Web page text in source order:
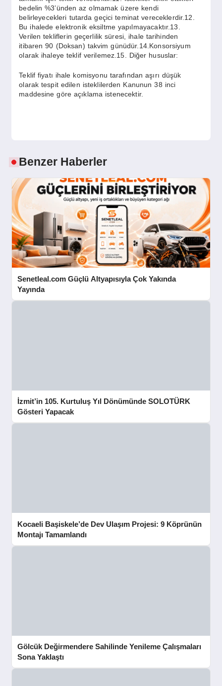
bedelin %3’ünden az olmamak üzere kendi
belirleyecekleri tutarda geçici teminat vereceklerdir.12.
Bu ihalede elektronik eksiltme yapılmayacaktır.13.
Verilen tekliflerin geçerlilik süresi, ihale tarihinden
itibaren 90 (Doksan) takvim günüdür.14.Konsorsiyum
olarak ihaleye teklif verilemez.15. Diğer hususlar:
Teklif fiyatı ihale komisyonu tarafından aşırı düşük
olarak tespit edilen isteklilerden Kanunun 38 inci
maddesine göre açıklama istenecektir.
Benzer Haberler
Senetleal.com Güçlü Altyapısıyla Çok Yakında
Yayında
İzmit’in 105. Kurtuluş Yıl Dönümünde SOLOTÜRK
Gösteri Yapacak
Kocaeli Başiskele’de Dev Ulaşım Projesi: 9 Köprünün
Montajı Tamamlandı
Gölcük Değirmendere Sahilinde Yenileme Çalışmaları
Sona Yaklaştı